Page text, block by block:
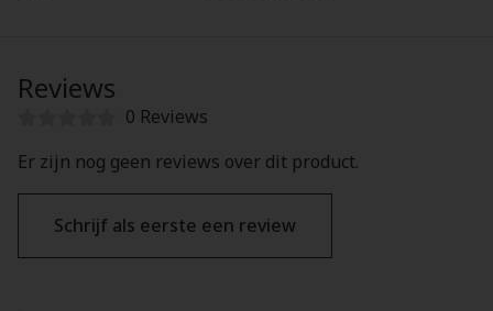
Reviews
0 Reviews
Er zijn nog geen reviews over dit product.
Schrijf als eerste een review